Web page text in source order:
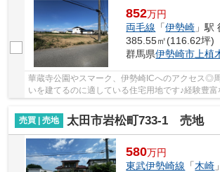
852万円
両毛線 「伊勢崎 」駅
385.55㎡(116.62坪)
群馬県伊勢崎市 上植
華蔵寺公園やスマーク、伊勢崎ICへのアクセス◎
いを建てるのに適している住宅用地です♪経験豊
売買 | 売地
太田市岩松町733-1 売地
580万円
東武伊勢崎線 「木崎